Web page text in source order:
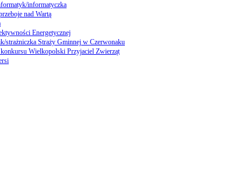
informatyczka
nad Wartą
Energetycznej
strażniczka Straży Gminnej w Czerwonaku
Wielkopolski Przyjaciel Zwierząt